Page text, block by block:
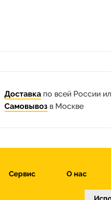
Доставкапо всей России
Самовывозв Москве
Сервис О нас